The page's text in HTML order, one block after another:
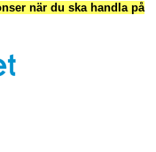
när du ska handla på